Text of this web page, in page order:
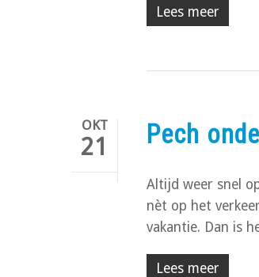
Lees meer
OKT
21 Pech
Altijd weer snel
nèt op het
vakantie. Dan is
Lees meer